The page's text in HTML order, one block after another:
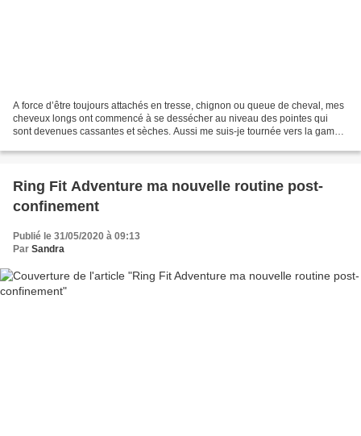
A force d’être toujours attachés en tresse, chignon ou queue de cheval, mes
cheveux longs ont commencé à se dessécher au niveau des pointes qui
sont devenues cassantes et sèches. Aussi me suis-je tournée vers la gamme
Ring Fit Adventure ma nouvelle routine post-
confinement
Publié le 31/05/2020 à 09:13
Par Sandra